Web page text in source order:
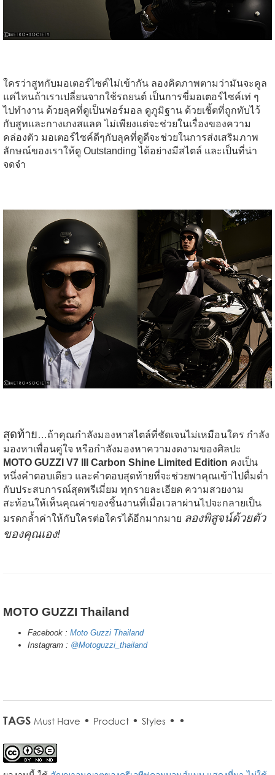
ใครว่าสูทกับมอเตอร์ไซค์ไม่เข้ากัน ลองคิดภาพตามว่ามันจะคูล
แค่ไหนถ้าเราเปลี่ยนจากใช้รถยนต์ เป็นการขี่มอเตอร์ไซค์เท่ ๆ
ไปทำงาน ด้วยลุคที่ดูเป็นฟอร์มอล ดูภูมิฐาน ด้วยเชิ้ตที่ถูกทับไว้
กับสูทและกางเกงสแลค ไม่เพียงแต่จะช่วยในเรื่องของความ
คล่องตัว มอเตอร์ไซค์ดีๆกับลุคที่ดูดีจะช่วยในการส่งเสริมภาพ
ลักษณ์ของเราให้ดู Outstanding ได้อย่างมีสไตล์ และเป็นที่น่า
จดจำ
สุดท้าย…ถ้าคุณกำลังมองหาสไตล์ที่ชัดเจนไม่เหมือนใคร กำลัง
มองหาเพื่อนคู่ใจ หรือกำลังมองหาความงดงามของศิลปะ
MOTO GUZZI V7 III Carbon Shine Limited Edition คงเป็น
หนึ่งคำตอบเดียว และคำตอบสุดท้ายที่จะช่วยพาคุณเข้าไปดื่มด่ำ
กับประสบการณ์สุดพรีเมี่ยม ทุกรายละเอียด ความสวยงาม
สะท้อนให้เห็นคุณค่าของชิ้นงานที่เมื่อเวลาผ่านไปจะกลายเป็น
มรดกล้ำค่าให้กับใครต่อใครได้อีกมากมาย ลองพิสูจน์ด้วยตัว
ของคุณเอง!
MOTO GUZZI Thailand
Facebook : Moto Guzzi Thailand
Instagram : @Motoguzzi_thailand
TAGS Must Have • Product • Styles • •